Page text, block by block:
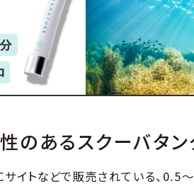
のあるスクーバタン
サイトなどで販売されている、0.5